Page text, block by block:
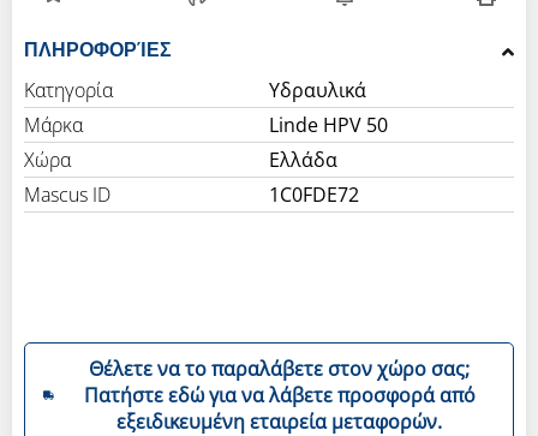
ΠΛΗΡΟΦΟΡΊΕΣ
Κατηγορία
Υδραυλικά
Μάρκα
Linde HPV 50
Χώρα
Ελλάδα
Mascus ID
1C0FDE72
Θέλετε να το παραλάβετε στον χώρο σας;
Πατήστε εδώ για να λάβετε προσφορά από
εξειδικευμένη εταιρεία μεταφορών.